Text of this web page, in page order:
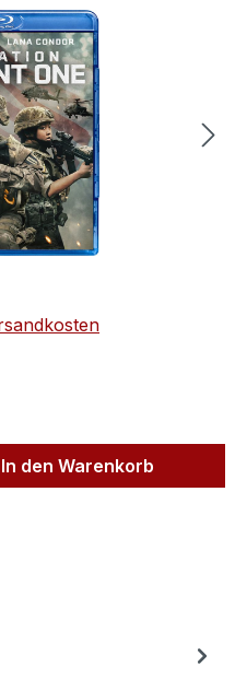
den
In den Warenkorb